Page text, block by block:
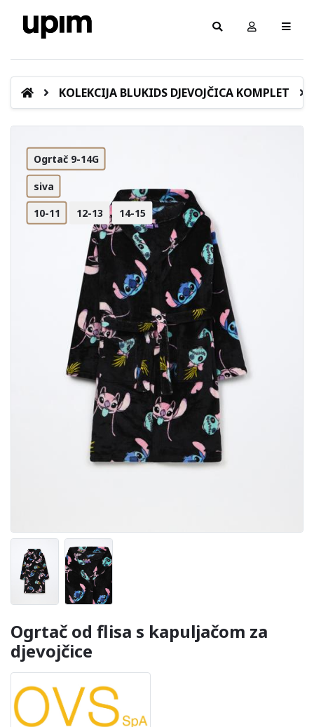
KOLEKCIJA BLUKIDS DJEVOJČICA KOMPLET
Ogrtač 9-14G
siva
10-11 12-13 14-15
Ogrtač od flisa s kapuljačom za
djevojčice